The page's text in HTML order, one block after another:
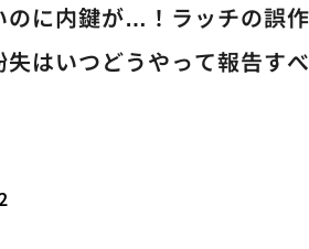
のに内鍵が…！ラッチの誤
失はいつどうやって報告す